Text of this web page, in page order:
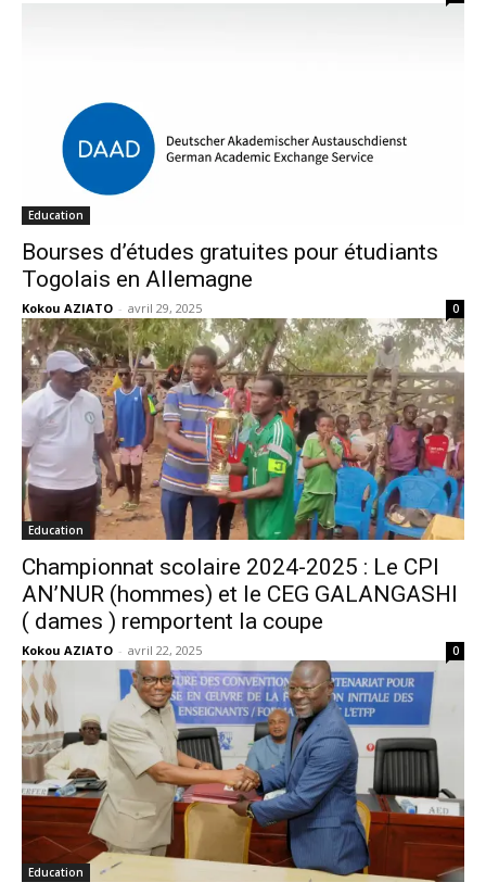
Education
Bourses d’études gratuites pour étudiants
Togolais en Allemagne
Kokou AZIATO - avril 29, 2025 0
Education
Championnat scolaire 2024-2025 : Le CPI
AN’NUR (hommes) et le CEG GALANGASHI
( dames ) remportent la coupe
Kokou AZIATO - avril 22, 2025 0
Education